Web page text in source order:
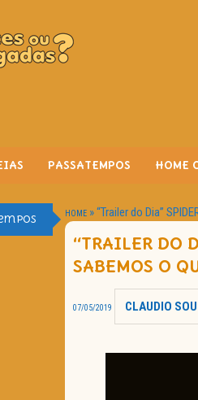
PASSATEMPOS HOME
HOME »“Trailer do Dia”
“TRAILER DO
SABEMOS O
07/05/2019 CLAUDIO